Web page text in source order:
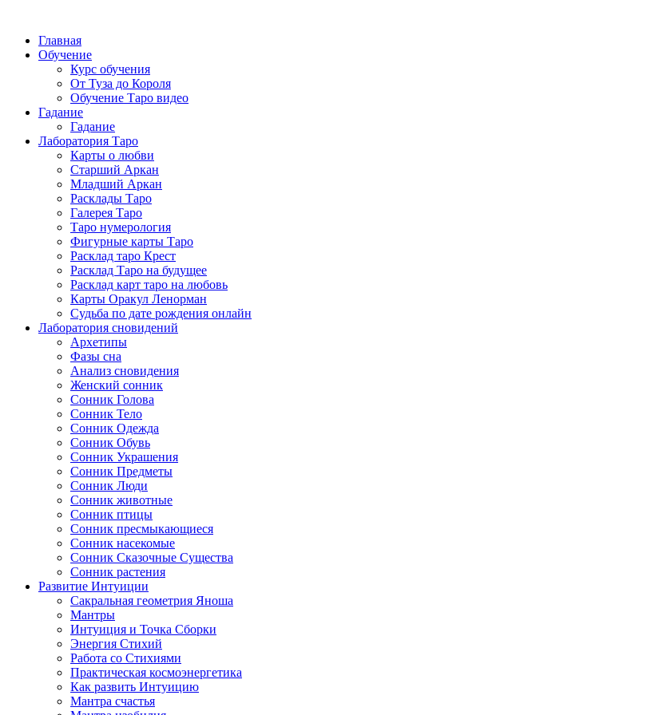
Главная
Обучение
Курс обучения
От Туза до Короля
Обучение Таро видео
Гадание
Гадание
Лаборатория Таро
Карты о любви
Старший Аркан
Младший Аркан
Расклады Таро
Галерея Таро
Таро нумерология
Фигурные карты Таро
Расклад таро Крест
Расклад Таро на будущее
Расклад карт таро на любовь
Карты Оракул Ленорман
Судьба по дате рождения онлайн
Лаборатория сновидений
Архетипы
Фазы сна
Анализ сновидения
Женский сонник
Сонник Голова
Сонник Тело
Сонник Одежда
Сонник Обувь
Сонник Украшения
Сонник Предметы
Сонник Люди
Сонник животные
Сонник птицы
Сонник пресмыкающиеся
Сонник насекомые
Сонник Сказочные Существа
Сонник растения
Развитие Интуиции
Сакральная геометрия Яноша
Мантры
Интуиция и Точка Сборки
Энергия Стихий
Работа со Стихиями
Практическая космоэнергетика
Как развить Интуицию
Мантра счастья